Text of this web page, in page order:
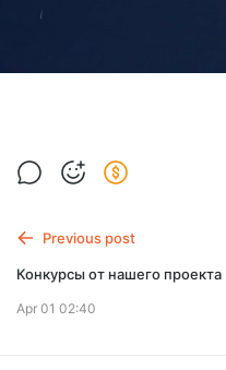
Previous post
Конкурсы от нашего проекта
Apr 01 02:40